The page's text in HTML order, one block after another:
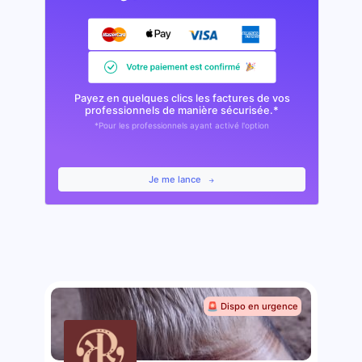
Payez en quelques clics les factures de vos
professionnels de manière sécurisée.*
*Pour les professionnels ayant activé l'option
Je me lance
🚨 Dispo en urgence